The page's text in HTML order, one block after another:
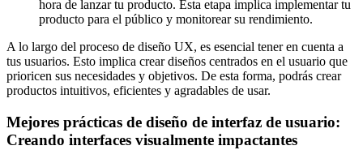
Magazines
ATL,
BTL,
Periódicos
y
Producción
Gráfica
en
Colombia.
hora de lanzar tu producto. Esta etapa implica implementar tu
producto para el público y monitorear su rendimiento.
A lo largo del proceso de diseño UX, es esencial tener en cuenta a
tus usuarios. Esto implica crear diseños centrados en el usuario que
prioricen sus necesidades y objetivos. De esta forma, podrás crear
productos intuitivos, eficientes y agradables de usar.
Mejores prácticas de diseño de interfaz de usuario:
Creando interfaces visualmente impactantes